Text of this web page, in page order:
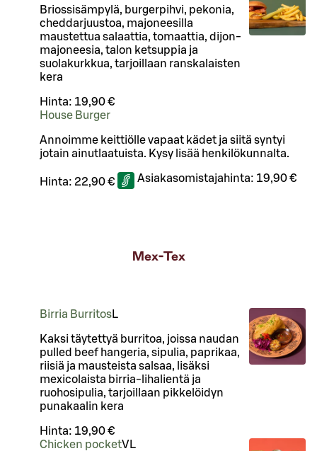
Briossisämpylä, burgerpihvi, pekonia,
cheddarjuustoa, majoneesilla
maustettua salaattia, tomaattia, dijon-
majoneesia, talon ketsuppia ja
suolakurkkua, tarjoillaan ranskalaisten
kera
Hinta: 19,90 €
House Burger
Annoimme keittiölle vapaat kädet ja siitä syntyi
jotain ainutlaatuista. Kysy lisää henkilökunnalta.
Hinta: 22,90 € Asiakasomistajahinta: 19,90 €
Mex-Tex
Birria BurritosL
Kaksi täytettyä burritoa, joissa naudan
pulled beef hangeria, sipulia, paprikaa,
riisiä ja mausteista salsaa, lisäksi
mexicolaista birria-lihalientä ja
ruohosipulia, tarjoillaan pikkelöidyn
punakaalin kera
Hinta: 19,90 €
Chicken pocketVL